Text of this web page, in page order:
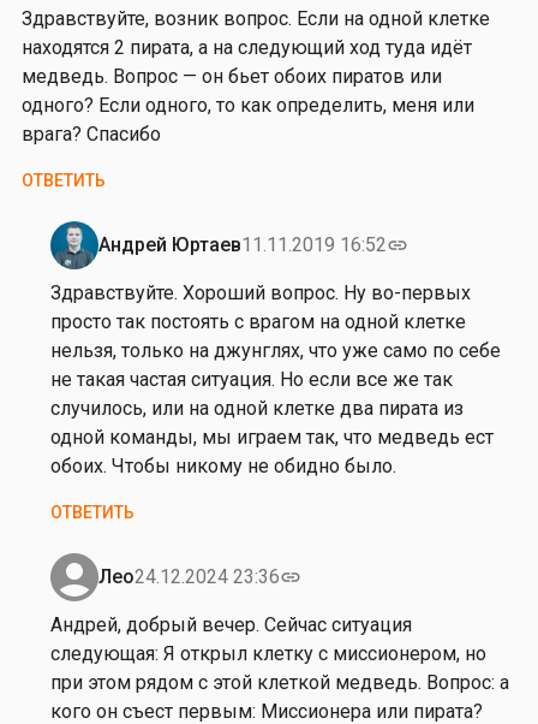
м
П
е
р
в
ы
Здравствуйте, возник вопрос. Если на одной клетке
находятся 2 пирата, а на следующий ход туда идёт
медведь. Вопрос — он бьет обоих пиратов или
одного? Если одного, то как определить, меня или
врага? Спасибо
ОТВЕТИТЬ
Андрей Юртаев11.11.2019 16:52link
Ответ
на
от
А
л
е
к
с
й
к
е
н
о
Здравствуйте. Хороший вопрос. Ну во-первых
просто так постоять с врагом на одной клетке
нельзя, только на джунглях, что уже само по себе
не такая частая ситуация. Но если все же так
случилось, или на одной клетке два пирата из
одной команды, мы играем так, что медведь ест
обоих. Чтобы никому не обидно было.
ОТВЕТИТЬ
Лео24.12.2024 23:36link
Ответ
на
от
Андрей
Юртаев
Андрей, добрый вечер. Сейчас ситуация
следующая: Я открыл клетку с миссионером, но
при этом рядом с этой клеткой медведь. Вопрос: а
кого он съест первым: Миссионера или пирата?